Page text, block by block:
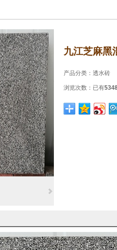
九江芝麻黑
产品分类： 透水砖
浏览次数： 已有